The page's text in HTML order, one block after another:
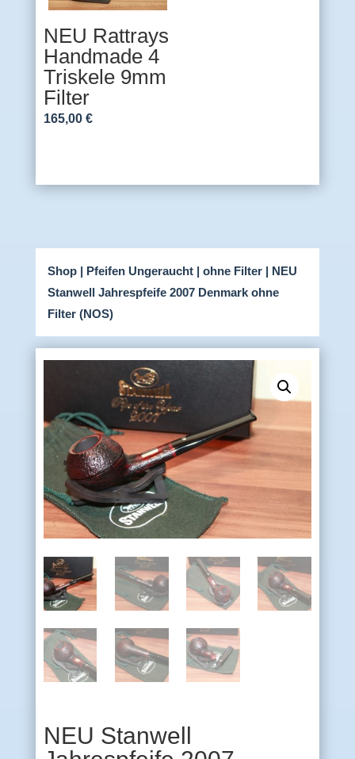
NEU Rattrays
Handmade 4
Triskele 9mm
Filter
165,00 €
Shop| Pfeifen Ungeraucht| ohne Filter| NEU
Stanwell Jahrespfeife 2007 Denmark ohne
Filter (NOS)
NEU Stanwell